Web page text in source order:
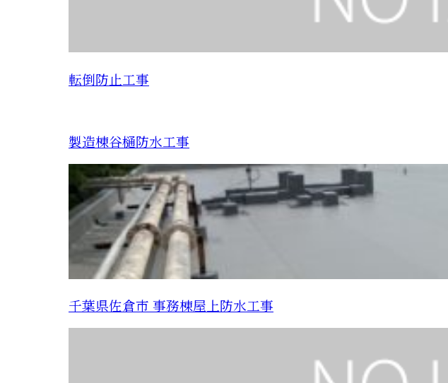
転倒防止工事
製造棟谷樋防水工事
千葉県佐倉市 事務棟屋上防水工事